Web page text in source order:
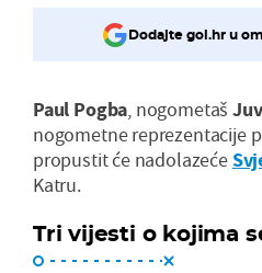
Dodajte gol.hr u
Paul Pogba, nogometaš
nogometne reprezentacije
propustit će nadolazeće
Katru.
Tri vijesti o kojima